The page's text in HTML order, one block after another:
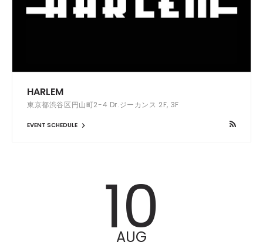
HARLEM
東京都渋谷区円山町2-4 Dr.ジーカンス 2F, 3F
EVENT SCHEDULE
10
AUG